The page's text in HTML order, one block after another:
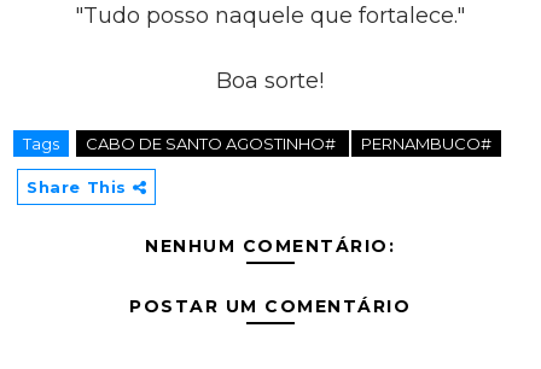
"Tudo posso naquele que fortalece."
Boa sorte!
Tags CABO DE SANTO AGOSTINHO# PERNAMBUCO#
Share This
NENHUM COMENTÁRIO:
POSTAR UM COMENTÁRIO